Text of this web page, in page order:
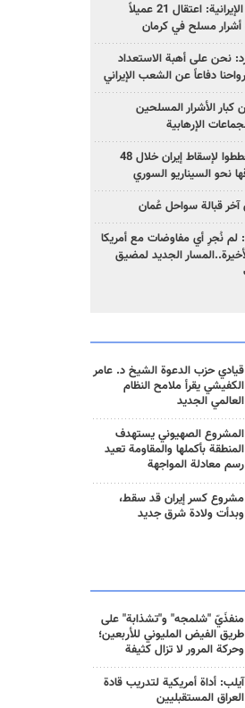
وزارة الأمن الإيرانية: اعتقال 21 عميلاً
نحن على أهبة الاستعداد
دفاعاً عن الشعب الإيراني
8 من كبار الأشرار المسلحين
الإرهابية
بزشكيان: خططوا لإسقاط إيران خلال 48
نحو السيناريو السوري
قبالة سواحل عُمان
لم نُجرِ أي مفاوضات مع أمريكا
الجديد لمضيق
قيادي حزب الدعوة الشيخ د. عامر
الكفيشي يقرأ ملامح النظام
العالمي الجديد
المشروع الصهيوني يستهدف
المنطقة بأكملها والمقاومة تعيد
رسم معادلة المواجهة
مشروع كسر إيران قد سقط،
وبدأت ولادة شرق جديد
منفذَيّ "شلمجه" و"تشذابة" على
طريق الفيض المليوني للأربعين؛
وحركة المرور لا تزال كثيفة
آيلب: أداة أمريكية لتدريب قادة
العراق المستقبليين